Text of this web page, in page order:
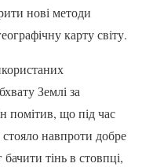
нові методи
карту світу.
Землі за
помітив, що під час
навпроти добре
бачити тінь в стовпці,